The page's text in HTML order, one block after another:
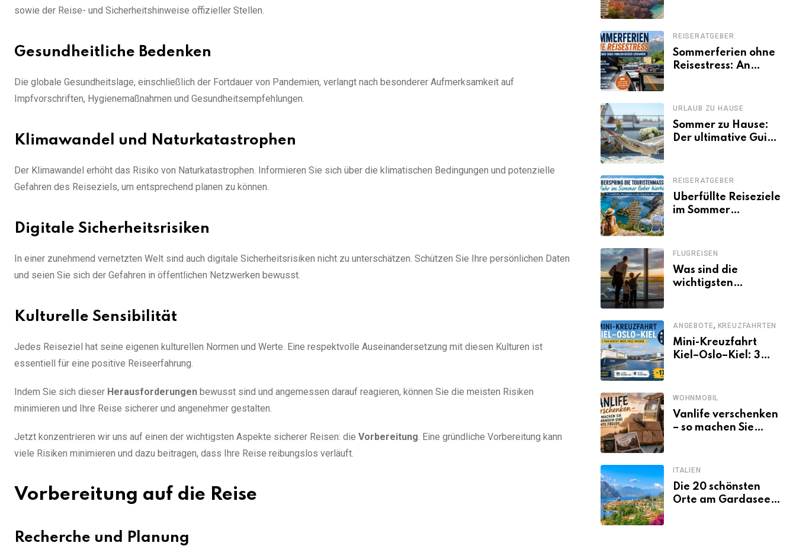
sowie der Reise- und Sicherheitshinweise offizieller Stellen.
Gesundheitliche Bedenken
Die globale Gesundheitslage, einschließlich der Fortdauer von Pandemien, verlangt nach besonderer Aufmerksamkeit auf
Impfvorschriften, Hygienemaßnahmen und Gesundheitsempfehlungen.
Klimawandel und Naturkatastrophen
Der Klimawandel erhöht das Risiko von Naturkatastrophen. Informieren Sie sich über die klimatischen Bedingungen und potenzielle
Gefahren des Reiseziels, um entsprechend planen zu können.
Digitale Sicherheitsrisiken
In einer zunehmend vernetzten Welt sind auch digitale Sicherheitsrisiken nicht zu unterschätzen. Schützen Sie Ihre persönlichen Daten
und seien Sie sich der Gefahren in öffentlichen Netzwerken bewusst.
Kulturelle Sensibilität
Jedes Reiseziel hat seine eigenen kulturellen Normen und Werte. Eine respektvolle Auseinandersetzung mit diesen Kulturen ist
essentiell für eine positive Reiseerfahrung.
Indem Sie sich dieser Herausforderungen bewusst sind und angemessen darauf reagieren, können Sie die meisten Risiken
minimieren und Ihre Reise sicherer und angenehmer gestalten.
Jetzt konzentrieren wir uns auf einen der wichtigsten Aspekte sicherer Reisen: die Vorbereitung. Eine gründliche Vorbereitung kann
viele Risiken minimieren und dazu beitragen, dass Ihre Reise reibungslos verläuft.
Vorbereitung auf die Reise
Recherche und Planung
saisonale
Besonderheiten
REISERATGEBER
Sommerferien ohne
Reisestress: An
losfahren
URLAUB ZU HAUSE
Sommer zu Hause:
Der ultimative Guide
REISERATGEBER
Überfüllte Reiseziele
im Sommer
zu Mallorca,
Santorini, Gardasee
& Co.
FLUGREISEN
Was sind die
wichtigsten
ANGEBOTE, KREUZFAHRTEN
Mini-Kreuzfahrt
Kiel–Oslo–Kiel: 3
WOHNMOBIL
Vanlife verschenken
– so machen Sie
ITALIEN
Die 20 schönsten
Orte am Gardasee,